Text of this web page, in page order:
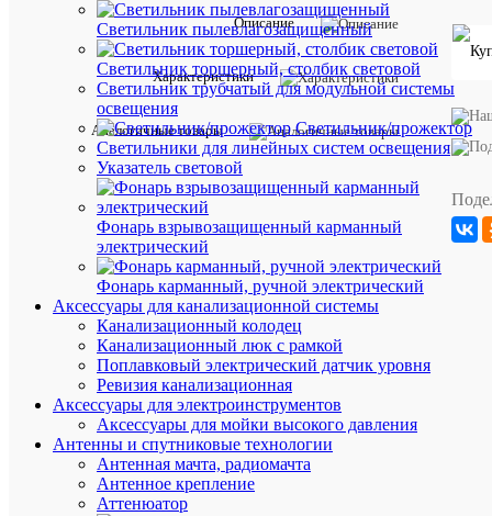
Светильник пылевлагозащищенный
Светильник торшерный, столбик световой
Светильник трубчатый для модульной системы
освещения
Светильник/прожектор
Светильники для линейных систем освещения
Указатель световой
Фонарь взрывозащищенный карманный
электрический
Фонарь карманный, ручной электрический
Аксессуары для канализационной системы
Канализационный колодец
Канализационный люк с рамкой
Поплавковый электрический датчик уровня
Ревизия канализационная
Аксессуары для электроинструментов
Аксессуары для мойки высокого давления
Антенны и спутниковые технологии
Антенная мачта, радиомачта
Антенное крепление
Аттенюатор
Описание
Характеристики
Аналогичные товары
DKC
Диаметр
трубы
16
мм
Диаметр
трубы
мм
трубки